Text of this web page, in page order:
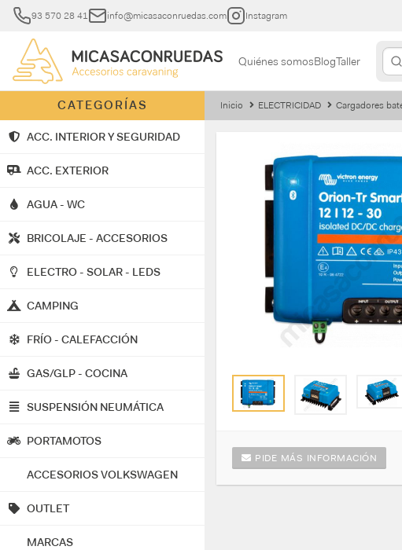
93 570 28 41 info@micasaconruedas.com Instagram
Quiénes somosBlogTaller
CATEGORÍAS
ACC. INTERIOR Y SEGURIDAD
ACC. EXTERIOR
AGUA - WC
BRICOLAJE - ACCESORIOS
ELECTRO - SOLAR - LEDS
CAMPING
FRÍO - CALEFACCIÓN
GAS/GLP - COCINA
SUSPENSIÓN NEUMÁTICA
PORTAMOTOS
ACCESORIOS VOLKSWAGEN
OUTLET
MARCAS
Inicio ELECTRICIDAD Cargadores
PIDE MÁS INFORMACIÓN